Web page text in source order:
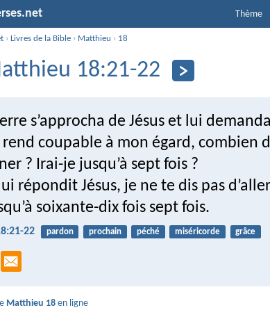
Thème
›Livres de la Bible › Matthieu › 18
18:21-22
s’approcha de Jésus et lui
rend coupable à mon égard, combien
? Irai-je jusqu’à sept fois ?
répondit Jésus, je ne te dis pas
soixante-dix fois sept fois.
22 pardon prochain péché miséricorde grâce
Matthieu 18 en ligne